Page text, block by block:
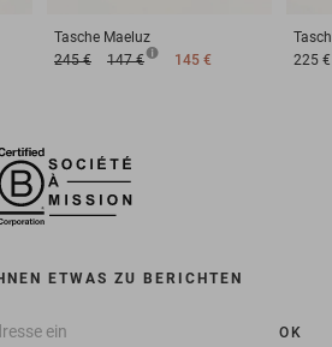
Tasche Maeluz
245 €
147 € 145 €
225 €
ETWAS ZU BERICHTEN
OK